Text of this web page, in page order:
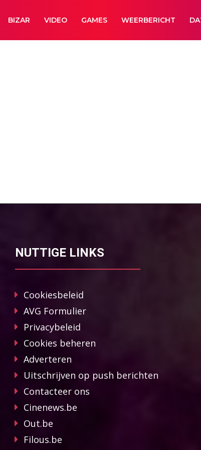
BIZAR VIDEO GAMES WEERBERICHT
NUTTIGE LINKS
Cookiesbeleid
AVG Formulier
Privacybeleid
Cookies beheren
Adverteren
Uitschrijven op push berichten
Contacteer ons
Cinenews.be
Out.be
Filous.be